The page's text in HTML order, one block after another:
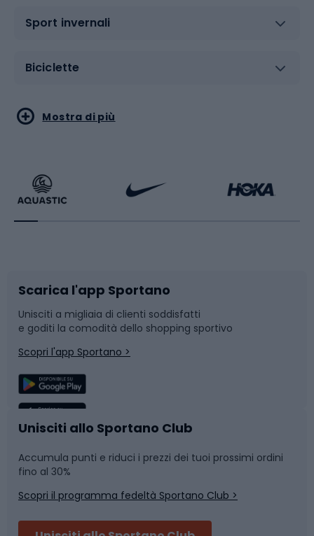
Sport invernali
Biciclette
Sport acquatici
Bikepacking
Bushcraft
Corsa
Sport di squadra
Caschi da ciclismo
Skitouring
Sport di arti marziali
Sport con le racchette
Slitte e slittini
Snowboard
Camminata nordica
Nuoto
Pattinaggio
Mostra di più
Scarica l'app Sportano
Unisciti a migliaia di clienti soddisfatti
e goditi la comodità dello shopping sportivo
Scopri l'app Sportano >
Unisciti allo Sportano Club
Accumula punti e riduci i prezzi dei tuoi prossimi ordini
fino al 30%
Scopri il programma fedeltà Sportano Club >